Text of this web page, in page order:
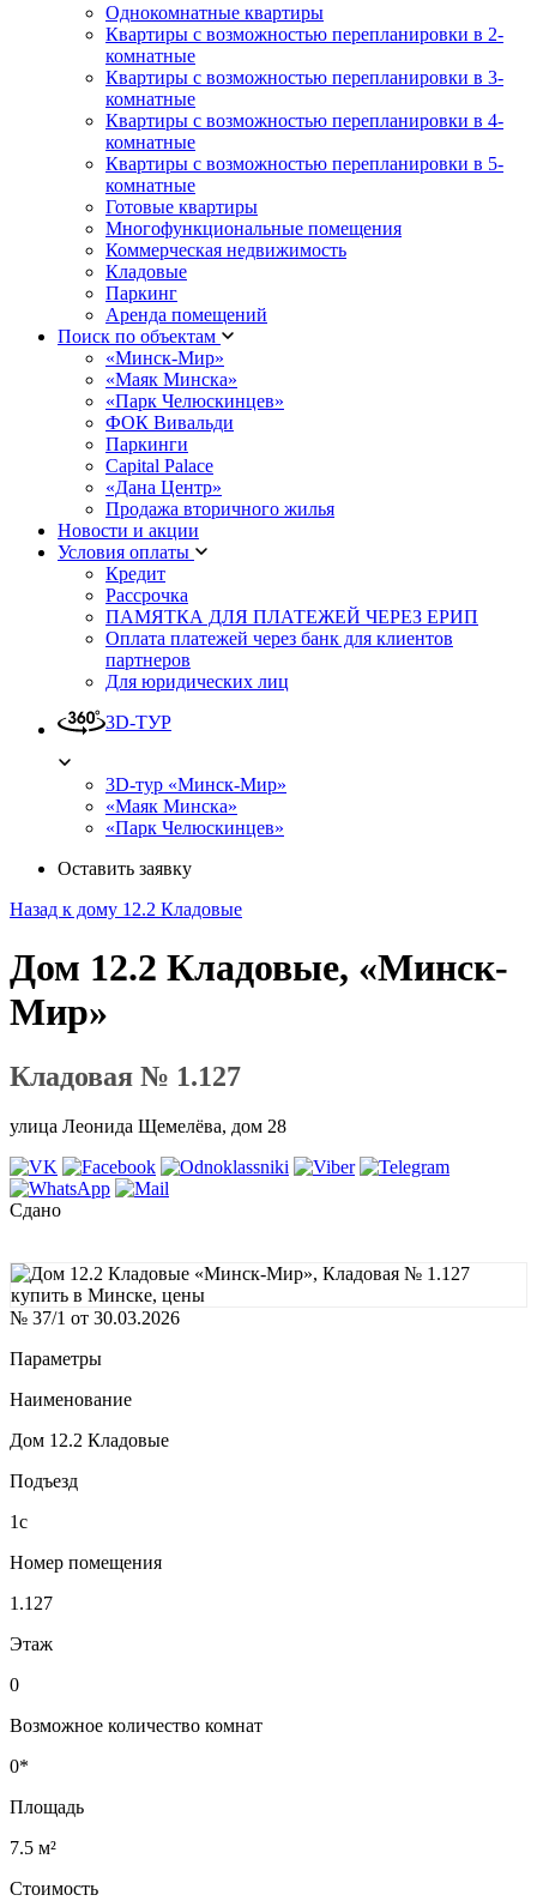
Однокомнатные квартиры
Квартиры с возможностью перепланировки в 2-
комнатные
Квартиры с возможностью перепланировки в 3-
комнатные
Квартиры с возможностью перепланировки в 4-
комнатные
Квартиры с возможностью перепланировки в 5-
комнатные
Готовые квартиры
Многофункциональные помещения
Коммерческая недвижимость
Кладовые
Паркинг
Аренда помещений
Поиск по объектам
«Минск-Мир»
«Маяк Минска»
«Парк Челюскинцев»
ФОК Вивальди
Паркинги
Capital Palace
«Дана Центр»
Продажа вторичного жилья
Новости и акции
Условия оплаты
Кредит
Рассрочка
ПАМЯТКА ДЛЯ ПЛАТЕЖЕЙ ЧЕРЕЗ ЕРИП
Оплата платежей через банк для клиентов
партнеров
Для юридических лиц
3D-ТУР
3D-тур «Минск-Мир»
«Маяк Минска»
«Парк Челюскинцев»
Оставить заявку
Назад к дому 12.2 Кладовые
Дом 12.2 Кладовые, «Минск-
Мир»
Кладовая № 1.127
улица Леонида Щемелёва, дом 28
Сдано
№ 37/1 от 30.03.2026
Параметры
Наименование
Дом 12.2 Кладовые
Подъезд
1с
Номер помещения
1.127
Этаж
0
Возможное количество комнат
0*
Площадь
7.5 м²
Стоимость